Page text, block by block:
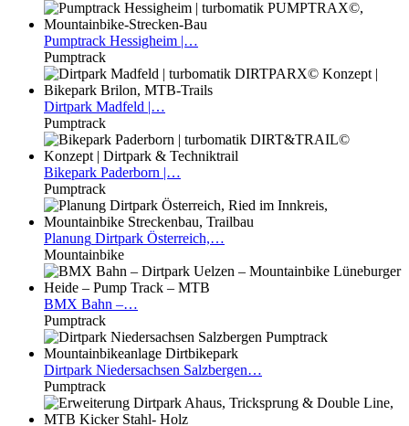
Pumptrack Hessigheim |…
Pumptrack
Dirtpark Madfeld |…
Pumptrack
Bikepark Paderborn |…
Pumptrack
Planung Dirtpark Österreich,…
Mountainbike
BMX Bahn –…
Pumptrack
Dirtpark Niedersachsen Salzbergen…
Pumptrack